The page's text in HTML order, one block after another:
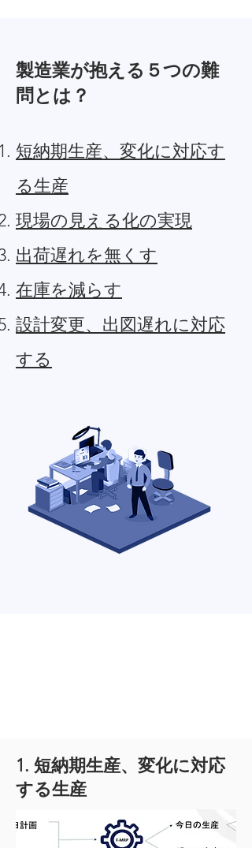
製造業が抱える５つの難
問とは？
短納期生産、変化に対応す
る生産
現場の見える化の実現
出荷遅れを無くす
在庫を減らす
設計変更、出図遅れに対応
する
1. 短納期生産、変化に対応
する生産